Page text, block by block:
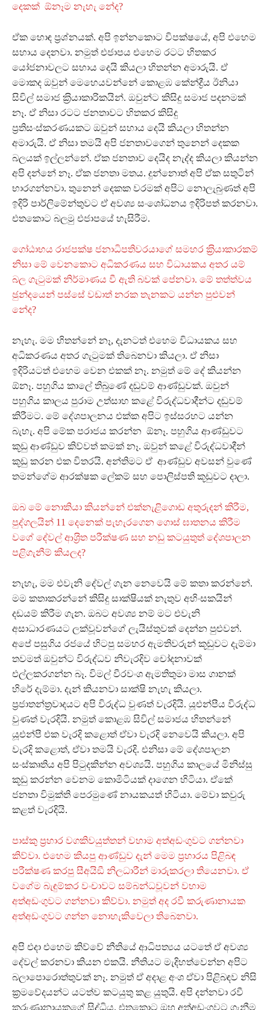
දෙකක් ඕනෑම නැහැ නේද?
ඒක හොඳ ප‍්‍රශ්නයක්. අපි ඉන්නකොට විපක්ෂයේ, අපි එහෙම
සහාය දෙනවා. නමුත් එජාපය එහෙම රටට හිතකර
යෝජනාවලට සහාය දෙයි කියලා හිතන්න අමාරුයි. ඒ
මොකද ඔවුන් මෙහෙයවන්නේ කොළඹ කේන්ද්‍රීය ඊනියා
සිවිල් සමාජ ක‍්‍රියාකාරිකයින්. ඔවුන්ට කිසිදු සමාජ පදනමක්
නෑ. ඒ නිසා රටට ජනතාවට හිතකර කිසිදු
ප‍්‍රතිසංස්කරණයකට ඔවුන් සහාය දෙයි කියලා හිතන්න
අමාරුයි. ඒ නිසා තමයි අපි ජනතාවගෙන් තුනෙන් දෙකක
බලයක් ඉල්ලන්නේ. ඒක ජනතාව දෙයිද නැද්ද කියලා කියන්න
අපි දන්නේ නෑ. ඒක ජනතා මතය. දුන්නොත් අපි ඒක සතුටින්
භාරගන්නවා. තුනෙන් දෙකක වරමක් අපිට නොලැබුණත් අපි
ඉදිරි පාර්ලිමේන්තුවට ඒ අවශ්‍ය සංශෝධනය ඉදිරිපත් කරනවා.
එතකොට බලමු එජාපයේ හැසිරීම.
ගෝඨාභය රාජපක්ෂ ජනාධිපතිවරයාගේ සමහර ක‍්‍රියාකාරකම්
නිසා මේ වෙනකොට අධිකරණය සහ විධායකය අතර යම්
බල ගැටුමක් නිර්මාණය වී ඇති බවක් පේනවා. මේ තත්ත්වය
ඡුන්දයෙන් පස්සේ වඩාත් නරක තැනකට යන්න පුළුවන්
නේද?
නැහැ. මම හිතන්නේ නෑ, දැනටත් එහෙම විධායකය සහ
අධිකරණය අතර ගැටුමක් තිබෙනවා කියලා. ඒ නිසා
ඉදිරියටත් එහෙම වෙන එකක් නෑ. නමුත් මේ දේ කියන්න
ඕනෑ. පහුගිය කාලේ තිබුණේ දඬුවම් ආණ්ඩුවක්. ඔවුන්
පහුගිය කාලය පුරාම උත්සාහ කළේ විරුද්ධවාදීන්ට දඬුවම්
කිරීමට. මේ දේශපාලනය එක්ක අපිට ඉස්සරහට යන්න
බැහැ. අපි මේක පරාජය කරන්න ඕනෑ. පහුගිය ආණ්ඩුවට
කූඩු ආණ්ඩුව කිව්වත් කමක් නෑ. ඔවුන් කළේ විරුද්ධවාදීන්
කූඩු කරන එක විතරයි. අන්තිමට ඒ ආණ්ඩුව අවසන් වුණේ
තමන්ගේම ආරක්ෂක ලේකම් සහ පොලිස්පති කූඩුවට දාලා.
ඔබ මේ නොකියා කියන්නේ එක්නැළිගොඩ අතුරුදන් කිරීම,
පුද්ගලයින් 11 දෙනෙක් පැහැරගෙන ගොස් ඝාතනය කිරීම
වගේ දේවල් ආශ‍්‍රිත පරීක්ෂණ සහ නඩු කටයුතුත් දේශපාලන
පළිගැනීම් කියලද?
නැහැ, මම එවැනි දේවල් ගැන නෙවෙයි මේ කතා කරන්නේ.
මම කතාකරන්නේ කිසිදු සාක්ෂියක් නැතුව අහිංසකයින්
දඩයම් කිරීම ගැන. ඔබට අවශ්‍ය නම් මට එවැනි
අසාධාරණයට ලක්වූවන්ගේ ලැයිස්තුවක් දෙන්න පුළුවන්.
අපේ පසුගිය රජයේ හිටපු සමහර ඇමතිවරුන් කූඩුවට දැම්මා
තවමත් ඔවුන්ට විරුද්ධව නිවැරදිව චෝදනාවක්
එල්ලකරගන්න බෑ. විමල් වීරවංශ ඇමතිතුමා මාස ගානක්
හිරේ දැම්මා. දැන් කියනවා සාක්ෂි නැහැ කියලා.
ප‍්‍රජාතන්ත‍්‍රවාදයට අපි විරුද්ධ වුණත් වැරදියි. යූඑන්පීය විරුද්ධ
වුණත් වැරදියි. නමුත් කොළඹ සිවිල් සමාජය හිතන්නේ
යූඑන්පී එක වැරදි කළොත් ඒවා වැරදි නෙවෙයි කියලා. අපි
වැරදි කළොත්, ඒවා තමයි වැරදි. එනිසා මේ දේශපාලන
සංස්කෘතිය අපි පිටුදකින්න අවශ්‍යයි. පහුගිය කාලයේ මිනිස්සු
කූඩු කරන්න වෙනම කොමිටියක් දාගෙන හිටියා. ඒකේ
ජනතා විමුක්ති පෙරමුණේ නායකයත් හිටියා. මේවා කවුරු
කළත් වැරදියි.
පාස්කු ප‍්‍රහාර වගකිවයුත්තන් වහාම අත්අඩංගුවට ගන්නවා
කිව්වා. එහෙම කියපු ආණ්ඩුව දැන් මෙම ප‍්‍රහාරය පිළිබඳ
පරීක්ෂණ කරපු සීඅයිඞී නිලධාරීන් මාරුකරලා තියෙනවා. ඒ
වගේම බැඳුම්කර වංචාවට සම්බන්ධවූවන් වහාම
අත්අඩංගුවට ගන්නවා කිව්වා. නමුත් අද රවී කරුණානායක
අත්අඩංගුවට ගන්න නොහැකිවෙලා තිබෙනවා.
අපි එදා එහෙම කිව්වේ නීතියේ ආධිපත්‍යය යටතේ ඒ අවශ්‍ය
දේවල් කරනවා කියන එකයි. නීතියට මැදිහත්වෙන්න අපිට
බලාපොරොත්තුවක් නෑ. නමුත් ඒ අදාළ අංශ ඒවා පිළිබඳව නිසි
ක‍්‍රමවේදයන්ට යටත්ව කටයුතු කළ යුතුයි. අපි දන්නවා රවී
කරුණානායකගේ සිද්ධිය. එතකොට ඔහු අත්අඩංගුවට ගැනීම